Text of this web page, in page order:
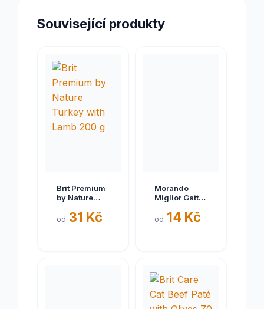
Související produkty
Brit Premium
by Nature
Lamb 200 g
od 31 Kč
Morando
Miglior Gatto
kapsička pro
od 14 Kč